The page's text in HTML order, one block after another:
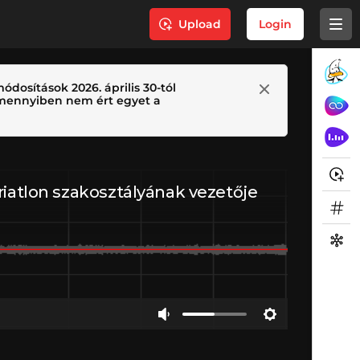
Upload Login
2026. április 30-tól
nem ért egyet a